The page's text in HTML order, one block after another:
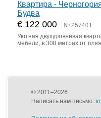
Квартира -
Будва
€ 122 000 № 257401
Уютная двухуровневая
мебели, в 300 метрах от
© 2011–2026
Написать нам письмо: